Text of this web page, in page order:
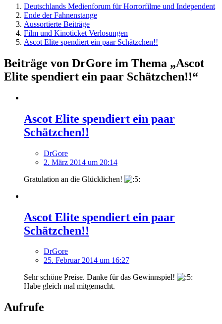
Deutschlands Medienforum für Horrorfilme und Independent
Ende der Fahnenstange
Aussortierte Beiträge
Film und Kinoticket Verlosungen
Ascot Elite spendiert ein paar Schätzchen!!
Beiträge von DrGore im Thema „Ascot
Elite spendiert ein paar Schätzchen!!“
Ascot Elite spendiert ein paar
Schätzchen!!
DrGore
2. März 2014 um 20:14
Gratulation an die Glücklichen!
Ascot Elite spendiert ein paar
Schätzchen!!
DrGore
25. Februar 2014 um 16:27
Sehr schöne Preise. Danke für das Gewinnspiel!
Habe gleich mal mitgemacht.
Aufrufe